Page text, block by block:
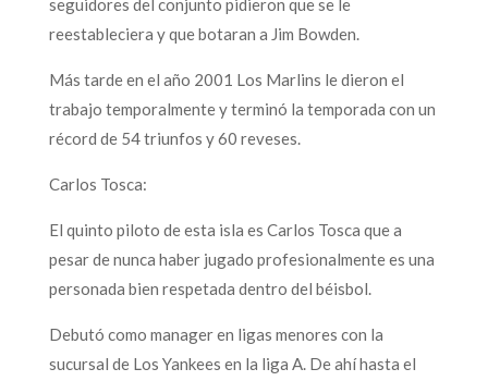
seguidores del conjunto pidieron que se le
reestableciera y que botaran a Jim Bowden.
Más tarde en el año 2001 Los Marlins le dieron el
trabajo temporalmente y terminó la temporada con un
récord de 54 triunfos y 60 reveses.
Carlos Tosca:
El quinto piloto de esta isla es Carlos Tosca que a
pesar de nunca haber jugado profesionalmente es una
personada bien respetada dentro del béisbol.
Debutó como manager en ligas menores con la
sucursal de Los Yankees en la liga A. De ahí hasta el